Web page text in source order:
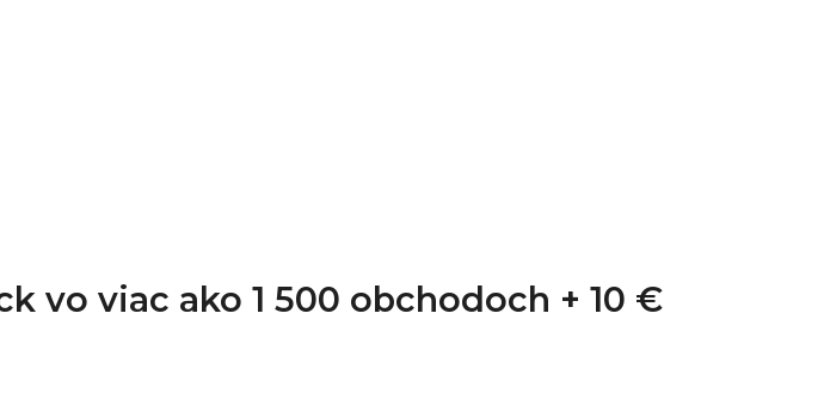
vo viac ako 1 500 obchodoch + 10 €